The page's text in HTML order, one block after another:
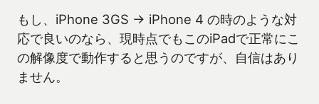
もし、iPhone 3GS → iPhone 4 の時のような対
応で良いのなら、現時点でもこのiPadで正常にこ
の解像度で動作すると思うのですが、自信はあり
ません。